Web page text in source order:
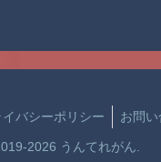
イバシーポリシー お問
2026 うんてれがん.